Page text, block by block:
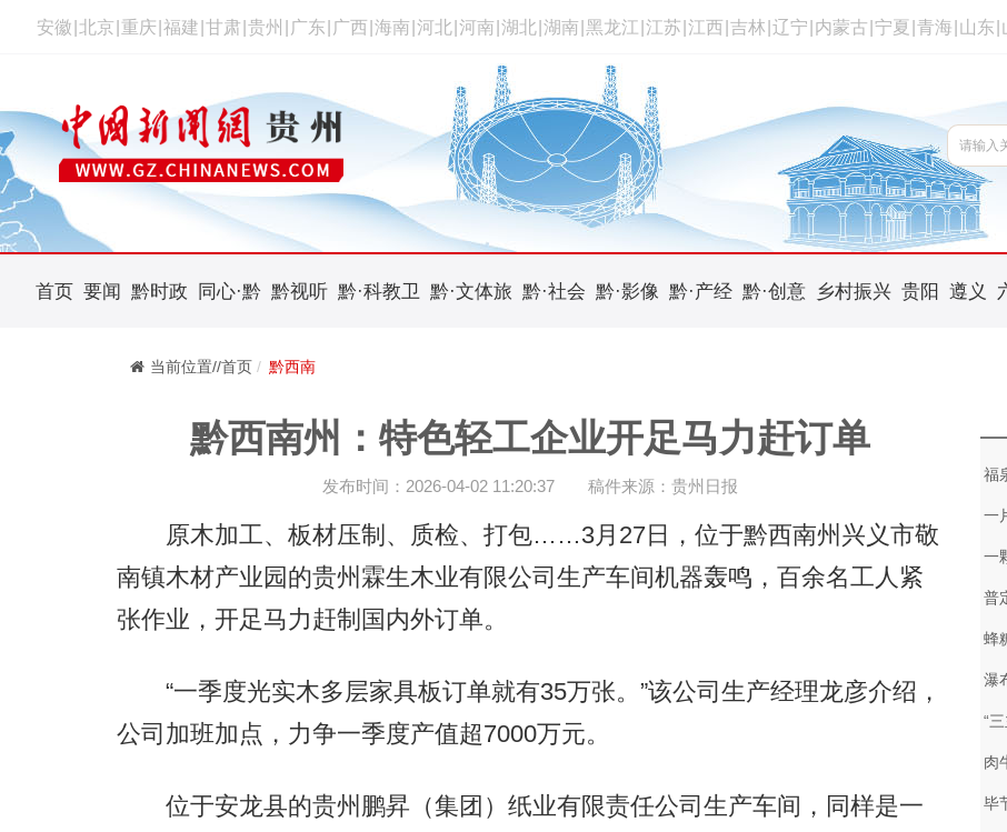
安徽 北京 重庆 福建 甘肃 贵州 广东 广西 海南 河北 河南 湖北 湖南 黑龙江 江苏 江西 吉林 辽宁 内蒙古 宁夏 青海 山东
首页 要闻 黔时政 同心·黔 黔视听 黔·科教卫 黔·文体旅 黔·社会 黔·影像 黔·产经 黔·创意 乡村振兴 贵阳 遵义
当前位置//首页 黔西南
黔西南州：特色轻工企业开足马力赶订单
发布时间：2026-04-02 11:20:37 稿件来源：贵州日报
原木加工、板材压制、质检、打包……3月27日，位于黔西南州兴义市敬
南镇木材产业园的贵州霖生木业有限公司生产车间机器轰鸣，百余名工人紧
张作业，开足马力赶制国内外订单。
“一季度光实木多层家具板订单就有35万张。”该公司生产经理龙彦介绍，
公司加班加点，力争一季度产值超7000万元。
位于安龙县的贵州鹏昇（集团）纸业有限责任公司生产车间，同样是一
福
一
一
普
蜂
瀑
“
肉
毕